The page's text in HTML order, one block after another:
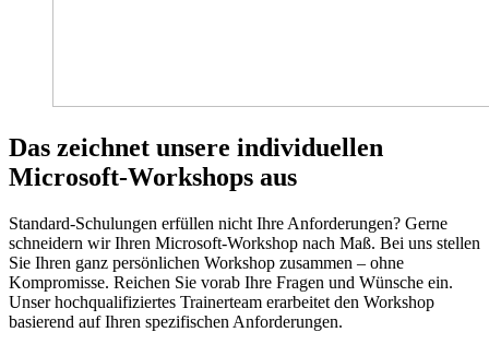
Das zeichnet unsere individuellen
Microsoft-Workshops aus
Standard-Schulungen erfüllen nicht Ihre Anforderungen? Gerne
schneidern wir Ihren Microsoft-Workshop nach Maß. Bei uns stellen
Sie Ihren ganz persönlichen Workshop zusammen – ohne
Kompromisse. Reichen Sie vorab Ihre Fragen und Wünsche ein.
Unser hochqualifiziertes Trainerteam erarbeitet den Workshop
basierend auf Ihren spezifischen Anforderungen.